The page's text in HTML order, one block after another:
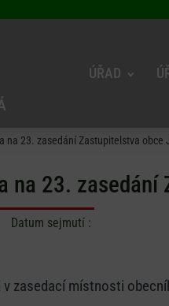
ÚŘAD
na 23. zasedání Zastupitelstva obce
na 23.
Datum sejmutí :
v zasedací místnosti